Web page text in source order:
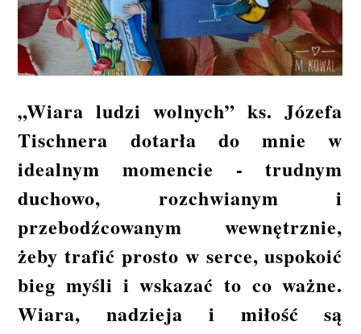
„Wiara ludzi wolnych” ks. Józefa
Tischnera dotarła do mnie w
idealnym momencie - trudnym
duchowo, rozchwianym i
przebodźcowanym wewnętrznie,
żeby trafić prosto w serce, uspokoić
bieg myśli i wskazać to co ważne.
Wiara, nadzieja i miłość są